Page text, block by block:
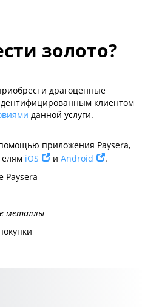
золото?
драгоценные
клиентом
данной услуги.
приложения Paysera,
iOS и Android
.
Paysera
металлы